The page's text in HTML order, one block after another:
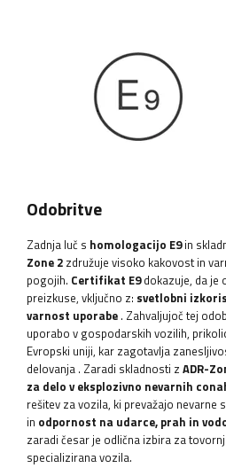
Odobritve
Zadnja luč s homologacijo E9in
Zone 2 združuje visoko kakovost in
pogojih. Certifikat E9dokazuje, da je
preizkuse, vključno z: svetlobni
varnost uporabe . Zahvaljujoč tej
uporabo v gospodarskih vozilih,
Evropski uniji, kar zagotavlja
delovanja . Zaradi skladnosti z ADR-
za delo v eksplozivno nevarnih
rešitev za vozila, ki prevažajo nevarne
in odpornost na udarce, prah in
zaradi česar je odlična izbira za
specializirana vozila.